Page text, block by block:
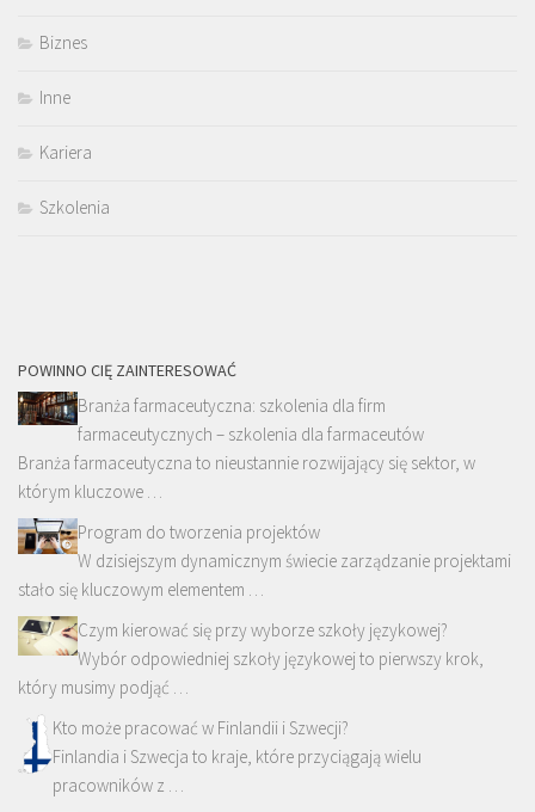
Biznes
Inne
Kariera
Szkolenia
POWINNO CIĘ ZAINTERESOWAĆ
Branża farmaceutyczna: szkolenia dla firm
farmaceutycznych – szkolenia dla farmaceutów
Branża farmaceutyczna to nieustannie rozwijający się sektor, w
którym kluczowe …
Program do tworzenia projektów
W dzisiejszym dynamicznym świecie zarządzanie projektami
stało się kluczowym elementem …
Czym kierować się przy wyborze szkoły językowej?
Wybór odpowiedniej szkoły językowej to pierwszy krok,
który musimy podjąć …
Kto może pracować w Finlandii i Szwecji?
Finlandia i Szwecja to kraje, które przyciągają wielu
pracowników z …